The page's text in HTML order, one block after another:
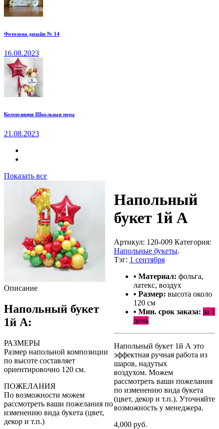
Фотозона дизайн № 14
16.08.2023
Композиция Школьная пора
21.08.2023
Показать все
Напольный
букет 1й А
Артикул: 120-009 Категория:
Напольные букеты.
Тэг: 1 сентября
▪ Материал: фольга,
латекс, воздух
▪ Размер: высота около
120 см
▪ Мин. срок заказа: за 1
день
Напольный букет 1й А это
эффектная ручная работа из
шаров, надутых
воздухом. Можем
рассмотреть ваши пожелания
по изменению вида букета
(цвет, декор и т.п.). Уточняйте
возможность у менеджера.
4,000 руб.
Описание
Напольный букет
1й А:
РАЗМЕРЫ
Размер напольной композиции
по высоте составляет
ориентировочно 120 см.
ПОЖЕЛАНИЯ
По возможности можем
рассмотреть ваши пожелания по
изменению вида букета (цвет,
декор и т.п.)